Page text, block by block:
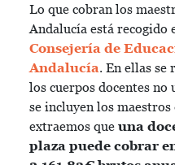
Lo que cobran los
Andalucía está recogido
Consejería de
Andalucía. En ellas se
los cuerpos docentes
se incluyen los
extraemos que una
plaza puede cobrar